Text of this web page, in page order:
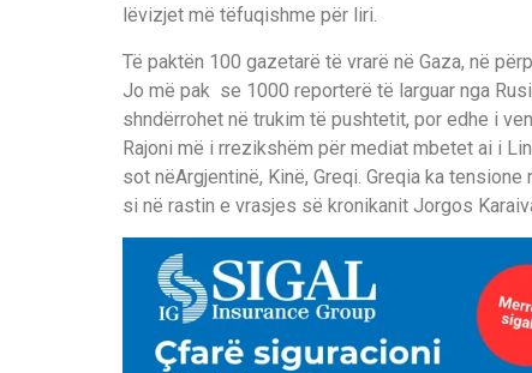
ëvizjet më tëfuqishme për liri.
Të paktën 100 gazetarë të vrarë në Gaza, në pë
Jo më pak se 1000 reporterë të larguar nga
shndërrohet në trukim të pushtetit, por edhe i
Rajoni më i rrezikshëm për mediat mbetet ai i L
sot nëArgjentinë, Kinë, Greqi. Greqia ka tensione
si në rastin e vrasjes së kronikanit Jorgos